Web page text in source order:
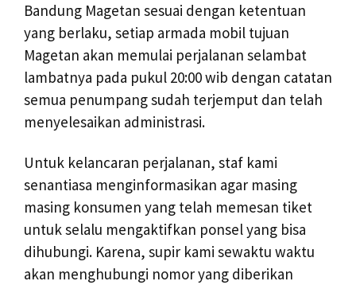
Bandung Magetan sesuai dengan ketentuan
yang berlaku, setiap armada mobil tujuan
Magetan akan memulai perjalanan selambat
lambatnya pada pukul 20:00 wib dengan catatan
semua penumpang sudah terjemput dan telah
menyelesaikan administrasi.
Untuk kelancaran perjalanan, staf kami
senantiasa menginformasikan agar masing
masing konsumen yang telah memesan tiket
untuk selalu mengaktifkan ponsel yang bisa
dihubungi. Karena, supir kami sewaktu waktu
akan menghubungi nomor yang diberikan